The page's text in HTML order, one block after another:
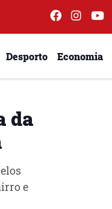
Desporto Economia
da
e